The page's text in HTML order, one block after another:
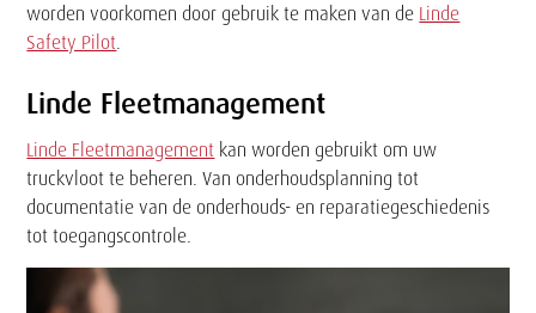
worden voorkomen door gebruik te maken van de Linde
Safety Pilot.
Linde Fleetmanagement
Linde Fleetmanagement kan worden gebruikt om uw
truckvloot te beheren. Van onderhoudsplanning tot
documentatie van de onderhouds- en reparatiegeschiedenis
tot toegangscontrole.